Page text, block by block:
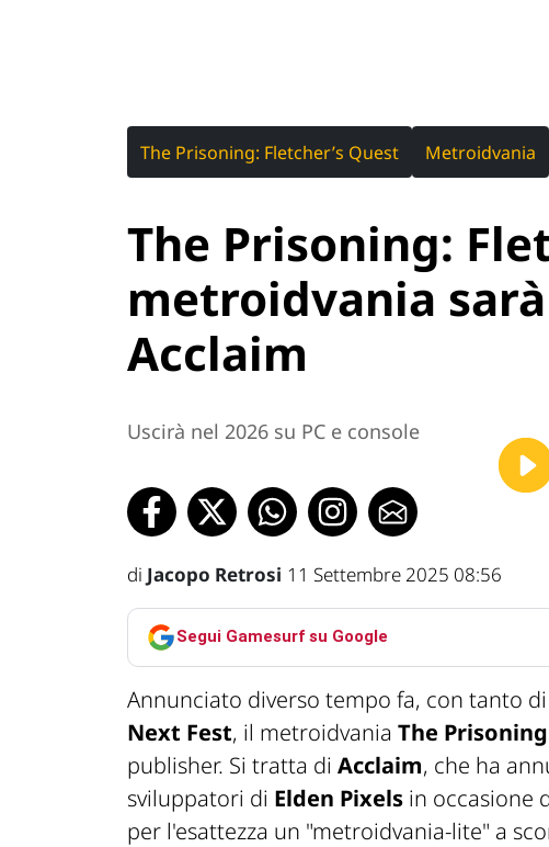
The Prisoning: Fletcher’s Quest Metroidvania
The Prisoning:
metroidvania
Acclaim
Uscirà nel 2026 su PC e console
di Jacopo Retrosi 11 Settembre 2025 08:56
Segui Gamesurf su Google
Annunciato diverso tempo fa, con tanto
Next Fest, il metroidvania The
publisher. Si tratta di Acclaim, che ha
sviluppatori di Elden Pixels in occasione
per l'esattezza un "metroidvania-lite" a